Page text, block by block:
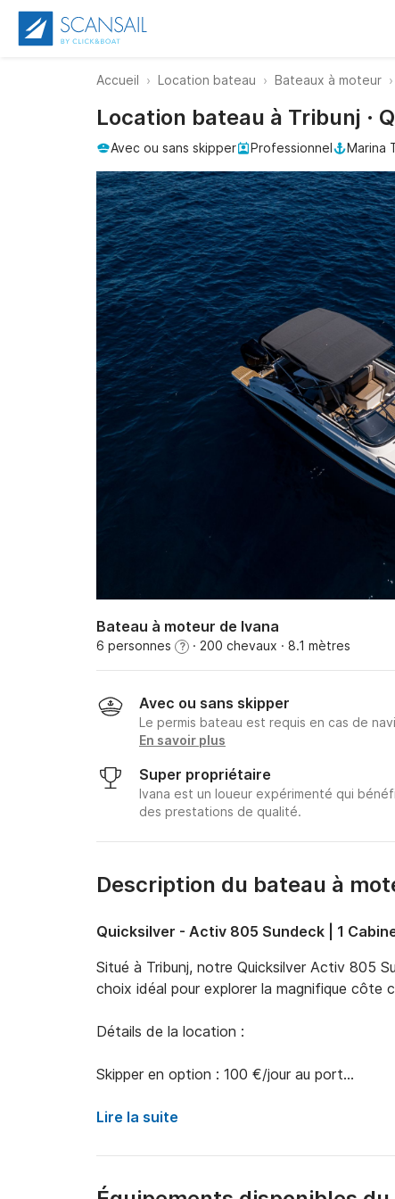
Accueil Location bateau Bateaux à moteur
Location bateau à Tribunj ·
Avec ou sans skipper Professionnel Marina
Bateau à moteur de Ivana
6 personnes ? · 200 chevaux · 8.1 mètres
Avec ou sans skipper
Le permis bateau est requis en cas de
En savoir plus
Super propriétaire
Ivana est un loueur expérimenté qui
des prestations de qualité.
Description du bateau à
Quicksilver - Activ 805 Sundeck | 1
Situé à Tribunj, notre Quicksilver Activ 805
choix idéal pour explorer la magnifique côte
Détails de la location :
Skipper en option : 100 €/jour au port
Location sans équipage : permis bateau
Le carburant n'est pas inclus dans le prix de
Lire la suite